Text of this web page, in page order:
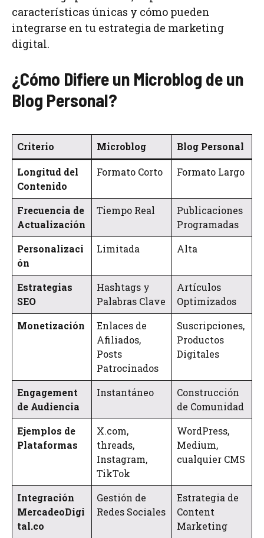
características únicas y cómo pueden
integrarse en tu estrategia de marketing
digital.
¿Cómo Difiere un Microblog de un
Blog Personal?
Criterio Microblog Blog Personal
Longitud del
Contenido
Formato Corto Formato Largo
Frecuencia de
Actualización
Tiempo Real
Publicaciones
Programadas
Personalizaci
ón
Limitada Alta
Estrategias
SEO
Hashtags y
Palabras Clave
Artículos
Optimizados
Monetización
Enlaces de
Afiliados,
Posts
Patrocinados
Suscripciones,
Productos
Digitales
Engagement
de Audiencia
Instantáneo
Construcción
de Comunidad
Ejemplos de
Plataformas
X.com,
threads,
Instagram,
TikTok
WordPress,
Medium,
cualquier CMS
Integración
MercadeoDigi
tal.co
Gestión de
Redes Sociales
Estrategia de
Content
Marketing